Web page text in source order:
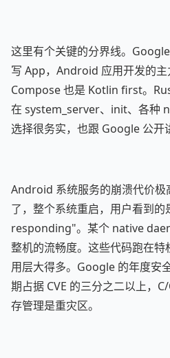
这里有个关键的分界线。
写 App，Android 应用开发的主
Compose 也是 Kotlin first。
在 system_server、init、各种
选择很务实，也跟 Google 公开
Android 系统服务的崩溃代价
了，整个系统重启，用户看到
responding"。某个 native
整机的流畅度。这些代码跑在
用层大得多。Google 的年度安
期占据 CVE 的三分之二以上，
存管理是重灾区。